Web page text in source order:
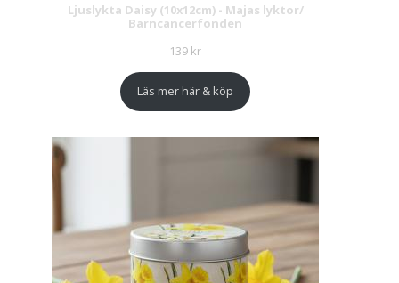
Ljuslykta Daisy (10x12cm) - Majas lyktor/
Barncancerfonden
139 kr
Läs mer här & köp